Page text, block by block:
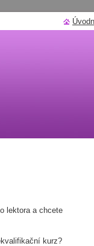
lektora a chcete
kurz?